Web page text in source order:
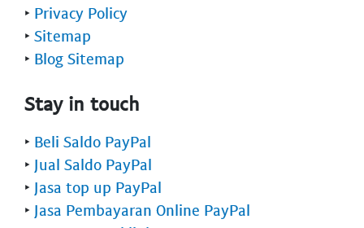
‣ Privacy Policy
‣ Sitemap
‣ Blog Sitemap
Stay in touch
‣ Beli Saldo PayPal
‣ Jual Saldo PayPal
‣ Jasa top up PayPal
‣ Jasa Pembayaran Online PayPal